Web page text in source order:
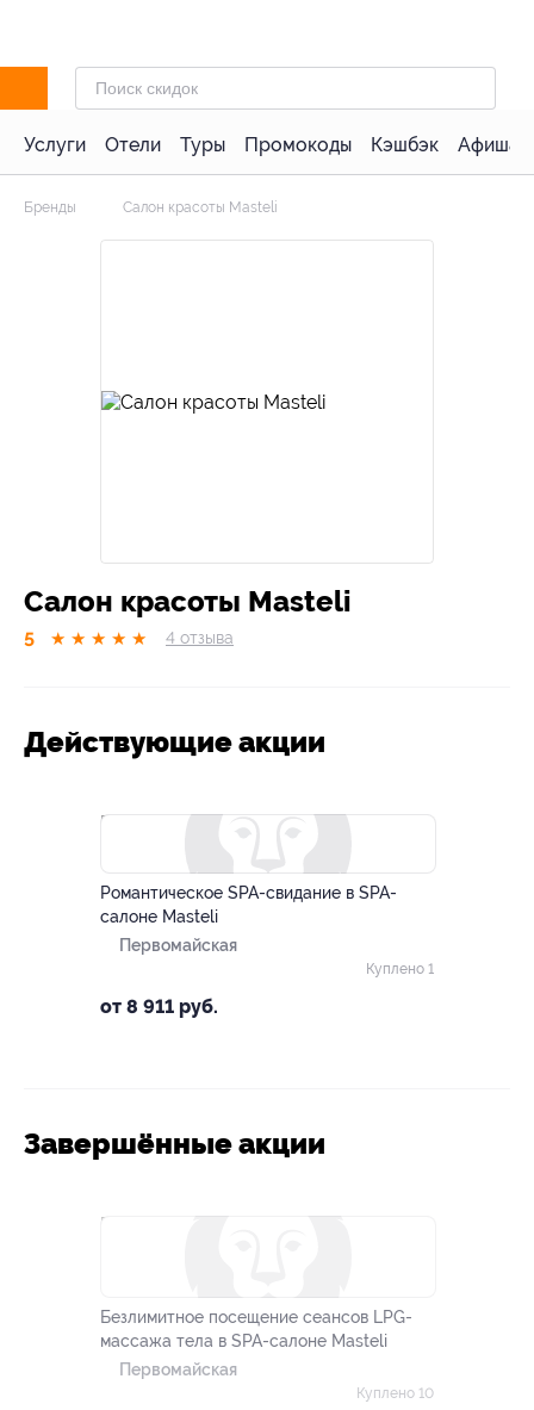
Услуги Отели Туры Промокоды Кэшбэк Афиша
Бренды Салон красоты Masteli
Салон красоты Masteli
5 ★ ★ ★ ★ ★ 4 отзывa
Действующие акции
Романтическое SPA-свидание в SPA-
салоне Masteli
Первомайская
от 8 911 руб.
Куплено 1
Завершённые акции
Безлимитное посещение сеансов LPG-
массажа тела в SPA-салоне Masteli
Первомайская
Куплено 10